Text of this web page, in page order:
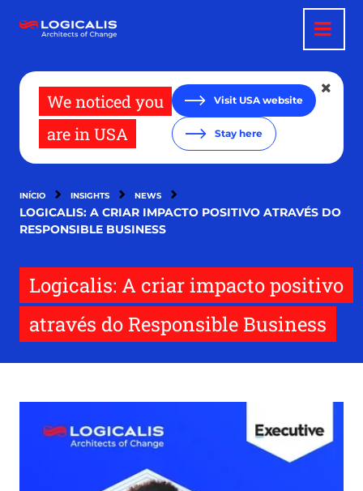
para
We noticed you
are in USA
Visit USA website
Stay here
INÍCIO INSIGHTS NEWS
LOGICALIS: A CRIAR IMPACTO POSITIVO ATRAVÉS DO
RESPONSIBLE BUSINESS
Logicalis: A criar impacto positivo
através do Responsible Business